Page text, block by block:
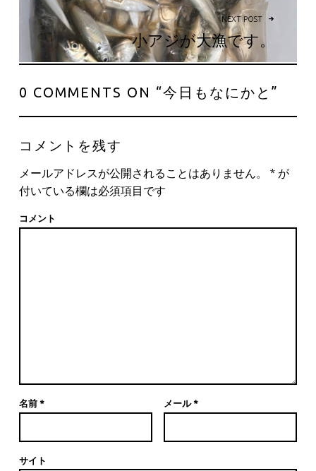
NEXT POST
小アジが大漁です。
0 COMMENTS ON “今日もなにかと ”
コメントを残す
メールアドレスが公開されることはありません。 *が
付いている欄は必須項目です
コメント
名前 * メール*
サイト